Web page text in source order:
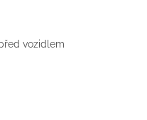
vozidlem